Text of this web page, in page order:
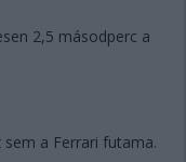
2,5 másodperc a
sem a Ferrari futama.